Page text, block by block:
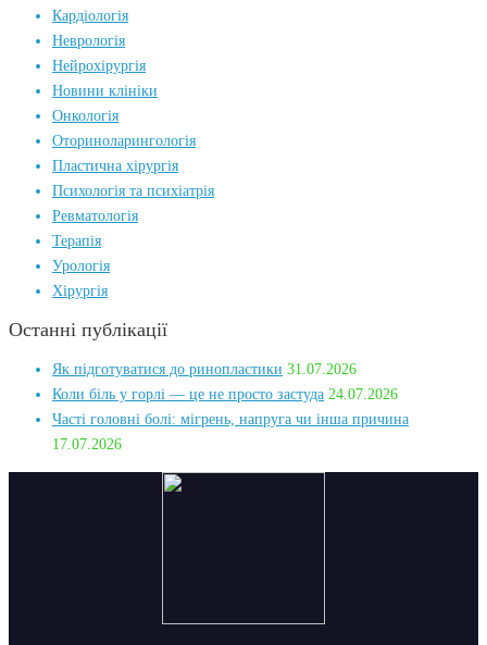
Кардіологія
Неврологія
Нейрохірургія
Новини клініки
Онкологія
Оториноларингологія
Пластична хірургія
Психологія та психіатрія
Ревматологія
Терапія
Урологія
Хірургія
Останні публікації
Як підготуватися до ринопластики 31.07.2026
Коли біль у горлі — це не просто застуда 24.07.2026
Часті головні болі: мігрень, напруга чи інша причина
17.07.2026